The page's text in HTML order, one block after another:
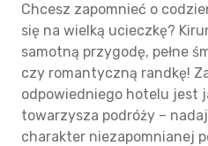
Chcesz zapomnieć o
się na wielką ucieczkę?
samotną przygodę, pełne
czy romantyczną randkę!
odpowiedniego hotelu jest
towarzysza podróży –
charakter niezapomnianej